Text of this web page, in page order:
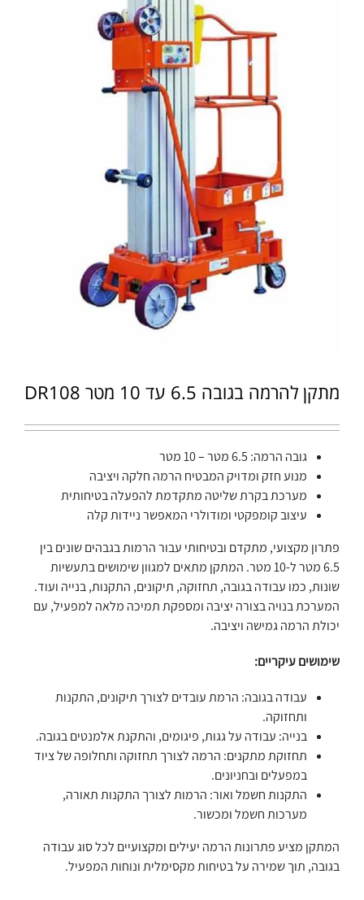
מתקן להרמה בגובה 6.5 עד 10 מטר DR108
גובה הרמה: 6.5 מטר – 10 מטר
מנוע חזק ומדויק המבטיח הרמה חלקה ויציבה
מערכת בקרת שליטה מתקדמת להפעלה בטיחותית
עיצוב קומפקטי ומודולרי המאפשר ניידות קלה
פתרון מקצועי, מתקדם ובטיחותי עבור הרמות בגבהים שונים בין
6.5 מטר ל-10 מטר. המתקן מתאים למגוון שימושים בתעשיות
שונות, כמו עבודה בגובה, תחזוקה, תיקונים, התקנות, בנייה ועוד.
המערכת בנויה בצורה יציבה ומספקת תמיכה מלאה למפעיל, עם
יכולת הרמה גמישה ויציבה.
שימושים עיקריים:
עבודה בגובה: הרמת עובדים לצורך תיקונים, התקנות
ותחזוקה.
בנייה: עבודה על גגות, פיגומים, והתקנת אלמנטים בגובה.
תחזוקת מתקנים: הרמה לצורך תחזוקה ותחלופה של ציוד
במפעלים ובחניונים.
התקנות חשמל ואור: הרמות לצורך התקנות תאורה,
מערכות חשמל ומכשור.
המתקן מציע פתרונות הרמה יעילים ומקצועיים לכל סוג עבודה
בגובה, תוך שמירה על בטיחות מקסימלית ונוחות המפעיל.